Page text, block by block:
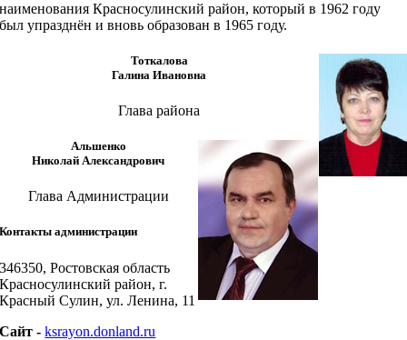
наименования Красносулинский район, который в 1962 году
был упразднён и вновь образован в 1965 году.
Тоткалова
Галина Ивановна
Глава района
Альшенко
Николай Александрович
Глава Администрации
Контакты администрации
346350, Ростовская область
Красносулинский район, г.
Красный Сулин, ул. Ленина, 11
Cайт - ksrayon.donland.ru